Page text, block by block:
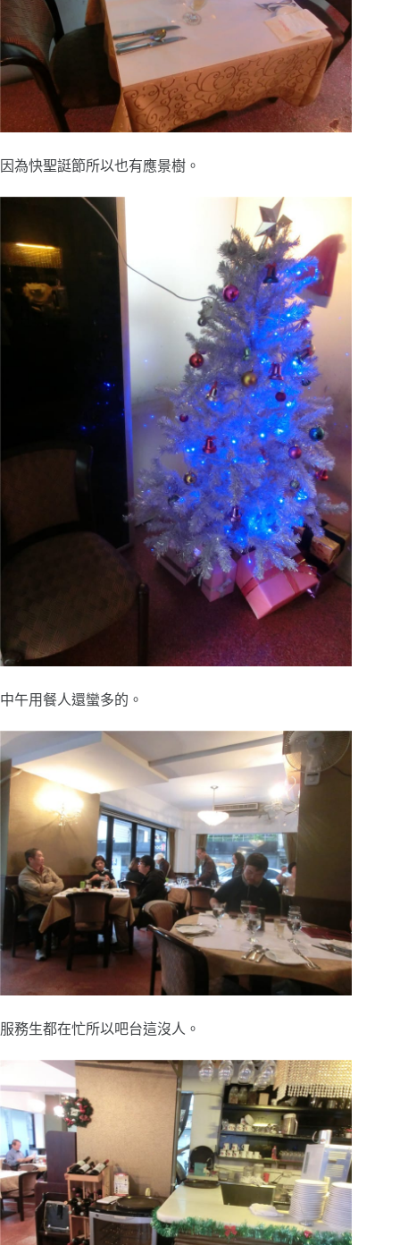
因為快聖誔節所以也有應景樹。
中午用餐人還蠻多的。
服務生都在忙所以吧台這沒人。